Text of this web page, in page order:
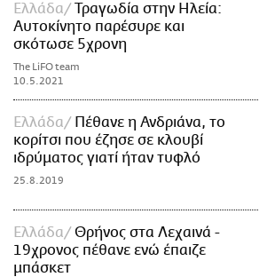
Ελλάδα
Τραγωδία στην Ηλεία:
Αυτοκίνητο παρέσυρε και
σκότωσε 5χρονη
The LiFO team
10.5.2021
Ελλάδα
Πέθανε η Ανδριάνα, το
κορίτσι που έζησε σε κλουβί
ιδρύματος γιατί ήταν τυφλό
25.8.2019
Ελλάδα
Θρήνος στα Λεχαινά -
19χρονος πέθανε ενώ έπαιζε
μπάσκετ